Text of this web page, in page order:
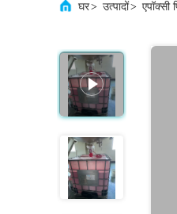
घर> उत्पादों> एपॉक्सी